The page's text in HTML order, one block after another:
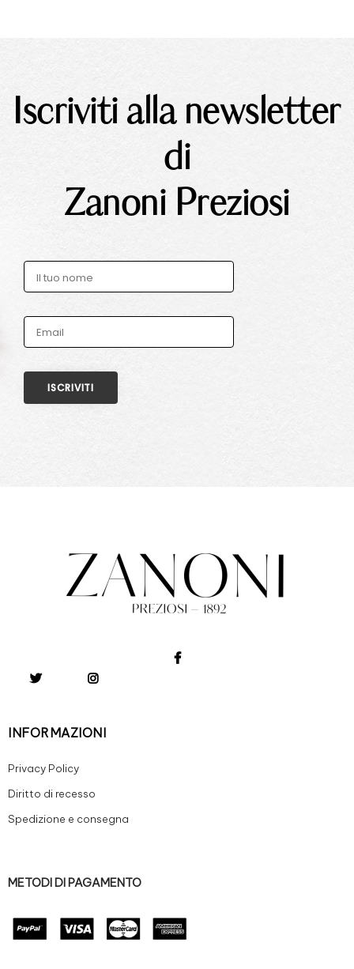
Iscriviti alla newsletter
di
Zanoni Preziosi
INFORMAZIONI
Privacy Policy
Diritto di recesso
Spedizione e consegna
METODI DI PAGAMENTO